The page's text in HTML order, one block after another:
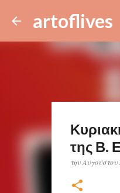
artoflives
της Β.
τηνΑυγούστου